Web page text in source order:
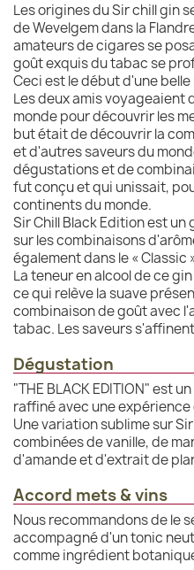
Les origines du Sir chill gin
de Wevelgem dans la
amateurs de cigares se
goût exquis du tabac se
Ceci est le début d'une
Les deux amis voyageaient
monde pour découvrir les
but était de découvrir la
et d'autres saveurs du
dégustations et de
fut conçu et qui unissait,
continents du monde.
Sir Chill Black Edition est
sur les combinaisons
également dans le « Classic
La teneur en alcool de ce
ce qui relève la suave
combinaison de goût avec
tabac. Les saveurs
Dégustation
"THE BLACK EDITION" est
raffiné avec une
Une variation sublime sur
combinées de vanille, de
d'amande et d'extrait de
Accord mets & vins
Nous recommandons de le
accompagné d'un tonic
comme ingrédient